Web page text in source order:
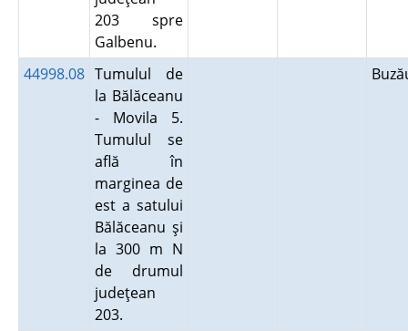
203 spre
Galbenu.
44998.08 Tumulul de
la Bălăceanu
- Movila 5.
Tumulul se
află în
marginea de
est a satului
Bălăceanu şi
la 300 m N
de drumul
judeţean
203.